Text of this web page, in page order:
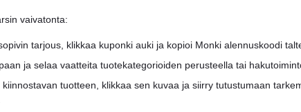
vaivatonta:
tarjous, klikkaa kuponki auki ja kopioi Monki alennuskoodi
ja selaa vaatteita tuotekategorioiden perusteella tai
kiinnostavan tuotteen, klikkaa sen kuvaa ja siirry tutustumaan